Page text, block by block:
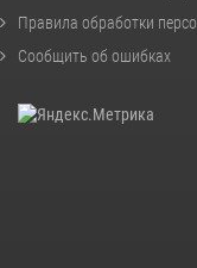
Правила обработки
Сообщить об ошибках